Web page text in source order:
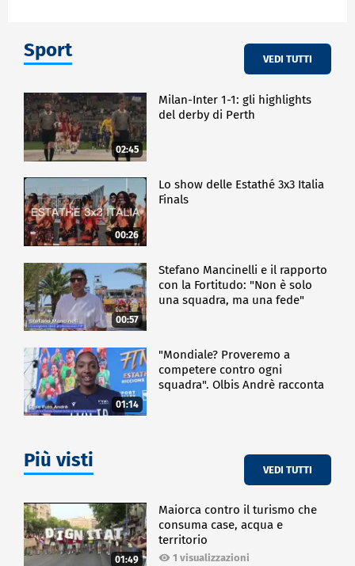
Sport VEDI TUTTI
02:45
Milan-Inter 1-1: gli highlights
del derby di Perth
00:26
Lo show delle Estathé 3x3 Italia
Finals
00:57
Stefano Mancinelli e il rapporto
con la Fortitudo: "Non è solo
una squadra, ma una fede"
01:14
"Mondiale? Proveremo a
competere contro ogni
squadra". Olbis Andrè racconta
Più visti VEDI TUTTI
01:49
Maiorca contro il turismo che
consuma case, acqua e
territorio
1 visualizzazioni